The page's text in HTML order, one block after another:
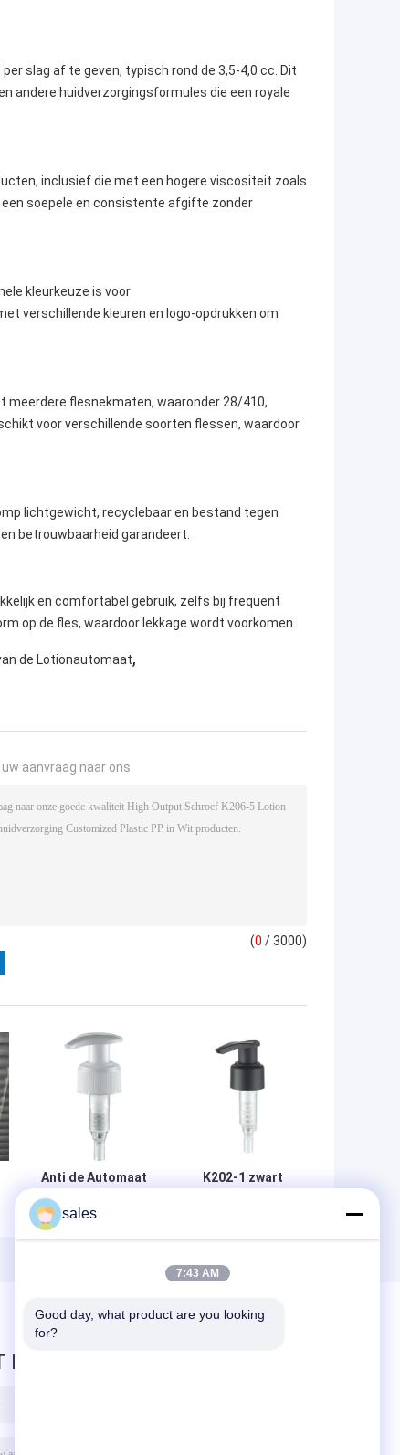
slag af te geven, typisch rond de 3,5-4,0 cc. Dit
andere huidverzorgingsformules die een royale
inclusief die met een hogere viscositeit zoals
soepele en consistente afgifte zonder
kleurkeuze is voor
verschillende kleuren en logo-opdrukken om
meerdere flesnekmaten, waaronder 28/410,
voor verschillende soorten flessen, waardoor
lichtgewicht, recyclebaar en bestand tegen
betrouwbaarheid garandeert.
en comfortabel gebruik, zelfs bij frequent
op de fles, waardoor lekkage wordt voorkomen.
de Lotionautomaat,
aanvraag naar ons
(0 / 3000)
Anti de Automaat
Hoogste k203-2
Lekvrije Opnieuw
te gebruiken Met
K202-1 zwart
Multipurpose
BERICHT ACHTER
sales
7:43 AM
Good day, what product are you looking
for?